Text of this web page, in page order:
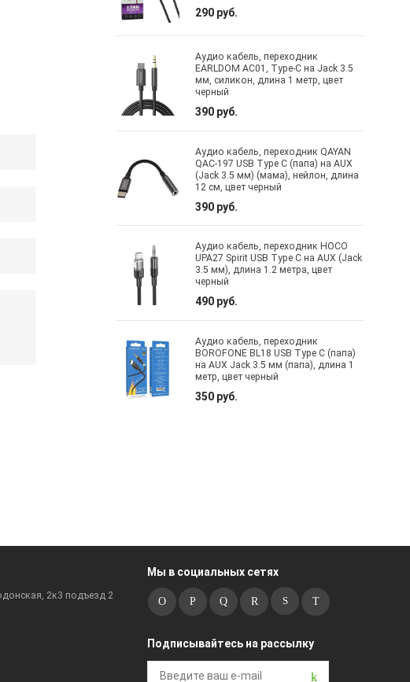
290 руб.
Аудио кабель, переходник
EARLDOM AC01, Type-C на Jack 3.5
мм, силикон, длина 1 метр, цвет
черный
390 руб.
Аудио кабель, переходник QAYAN
QAC-197 USB Type C (папа) на AUX
(Jack 3.5 мм) (мама), нейлон, длина
12 см, цвет черный
390 руб.
Аудио кабель, переходник HOCO
UPA27 Spirit USB Type C на AUX (Jack
3.5 мм), длина 1.2 метра, цвет
черный
490 руб.
Аудио кабель, переходник
BOROFONE BL18 USB Type C (папа)
на AUX Jack 3.5 мм (папа), длина 1
метр, цвет черный
350 руб.
2к3 подъезд 2
Мы в социальных сетях
Подписывайтесь на рассылку